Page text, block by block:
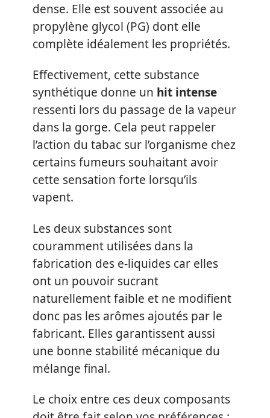
dense. Elle est souvent associée au
propylène glycol (PG) dont elle
complète idéalement les propriétés.
Effectivement, cette substance
synthétique donne un hit intense
ressenti lors du passage de la vapeur
dans la gorge. Cela peut rappeler
l’action du tabac sur l’organisme chez
certains fumeurs souhaitant avoir
cette sensation forte lorsqu’ils
vapent.
Les deux substances sont
couramment utilisées dans la
fabrication des e-liquides car elles
ont un pouvoir sucrant
naturellement faible et ne modifient
donc pas les arômes ajoutés par le
fabricant. Elles garantissent aussi
une bonne stabilité mécanique du
mélange final.
Le choix entre ces deux composants